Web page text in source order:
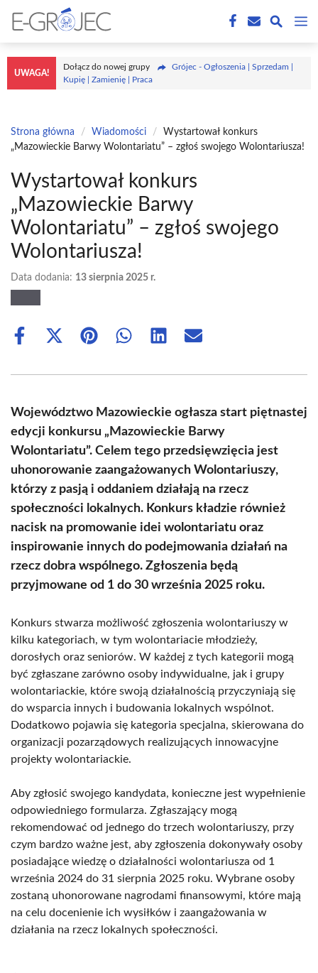
treści
UWAGA!
Dołącz do nowej grupy
Grójec - Ogłoszenia | Sprzedam |
Kupię | Zamienię | Praca
Strona główna / Wiadomości /
Wystartował konkurs
„Mazowieckie Barwy Wolontariatu” – zgłoś swojego Wolontariusza!
Wystartował konkurs
„Mazowieckie Barwy
Wolontariatu” – zgłoś swojego
Wolontariusza!
Data dodania: 13 sierpnia 2025 r.
Share
Share
(Twitter)
Share Share Share Share
Województwo Mazowieckie ogłasza start piętnastej
edycji konkursu „Mazowieckie Barwy
Wolontariatu”. Celem tego przedsięwzięcia jest
uhonorowanie zaangażowanych Wolontariuszy,
którzy z pasją i oddaniem działają na rzecz
społeczności lokalnych. Konkurs kładzie również
nacisk na promowanie idei wolontariatu oraz
inspirowanie innych do podejmowania działań na
rzecz dobra wspólnego. Zgłoszenia będą
przyjmowane od 1 do 30 września 2025 roku.
Konkurs stwarza możliwość zgłoszenia wolontariuszy w
kilku kategoriach, w tym wolontariacie młodzieży,
dorosłych oraz seniorów. W każdej z tych kategorii mogą
być zgłaszane zarówno osoby indywidualne, jak i grupy
wolontariackie, które swoją działalnością przyczyniają się
do wsparcia innych i budowania lokalnych wspólnot.
Dodatkowo pojawia się kategoria specjalna, skierowana do
organizacji pozarządowych realizujących innowacyjne
projekty wolontariackie.
Aby zgłosić swojego kandydata, konieczne jest wypełnienie
odpowiedniego formularza. Zgłaszający mogą
rekomendować od jednego do trzech wolontariuszy, przy
czym bardzo ważne jest, aby zgłoszenia dokonywały osoby
posiadające wiedzę o działalności wolontariusza od 1
września 2024 do 31 sierpnia 2025 roku. Wybrane osoby
zostaną uhonorowane nagrodami finansowymi, które mają
na celu docenienie ich wysiłków i zaangażowania w
działania na rzecz lokalnych społeczności.